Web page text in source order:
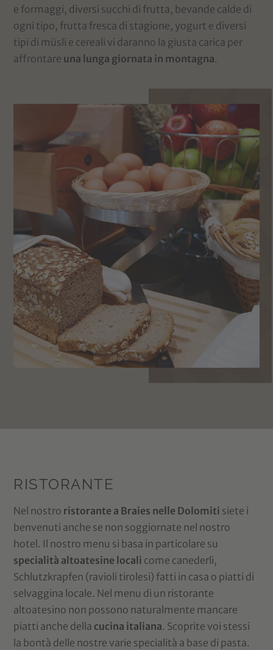
e formaggi, diversi succhi di frutta, bevande calde di
ogni tipo, frutta fresca di stagione, yogurt e diversi
tipi di müsli e cereali vi daranno la giusta carica per
affrontare una lunga giornata in montagna.
RISTORANTE
Nel nostro ristorante a Braies nelle Dolomiti siete i
benvenuti anche se non soggiornate nel nostro
hotel. Il nostro menu si basa in particolare su
specialità altoatesine locali come canederli,
Schlutzkrapfen (ravioli tirolesi) fatti in casa o piatti di
selvaggina locale. Nel menu di un ristorante
altoatesino non possono naturalmente mancare
piatti anche della cucina italiana. Scoprite voi stessi
la bontà delle nostre varie specialità a base di pasta.